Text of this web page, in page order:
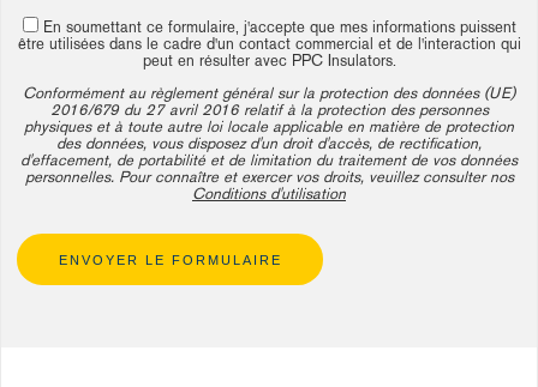
En soumettant ce formulaire, j'accepte que mes informations puissent
être utilisées dans le cadre d'un contact commercial et de l'interaction qui
peut en résulter avec PPC Insulators.
Conformément au règlement général sur la protection des données (UE)
2016/679 du 27 avril 2016 relatif à la protection des personnes
physiques et à toute autre loi locale applicable en matière de protection
des données, vous disposez d'un droit d'accès, de rectification,
d'effacement, de portabilité et de limitation du traitement de vos données
personnelles. Pour connaître et exercer vos droits, veuillez consulter nos
Conditions d'utilisation
ENVOYER LE FORMULAIRE